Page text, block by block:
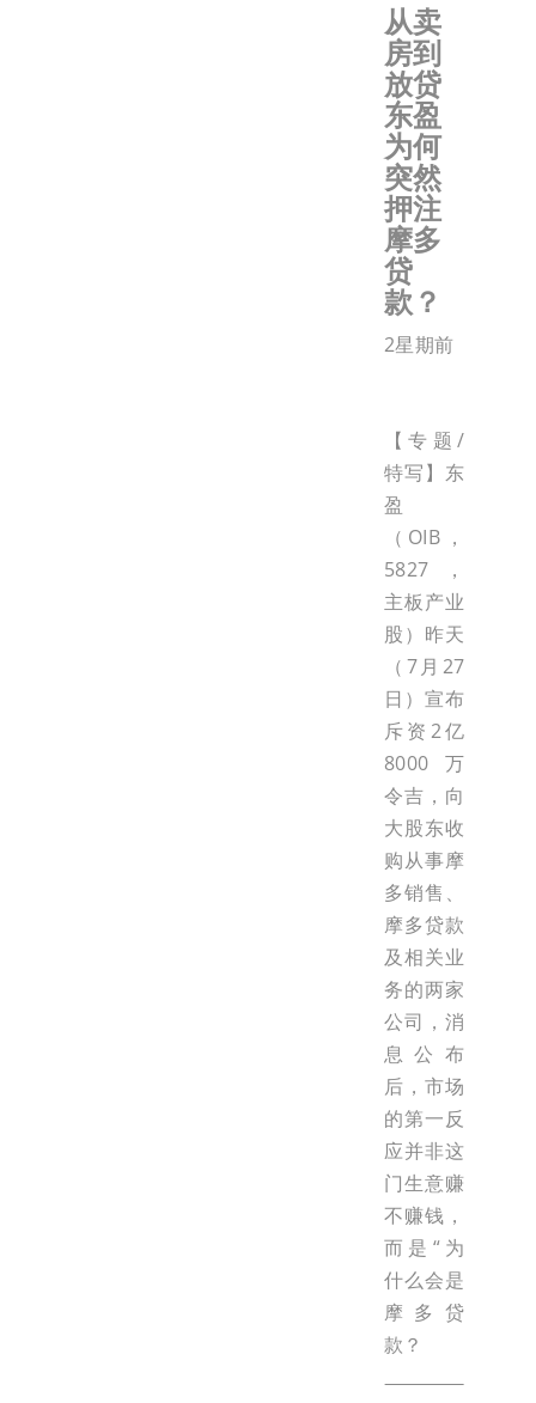
从卖
房到
放贷
东盈
为何
突然
押注
摩多
贷
款？
2星期前
【专题/
特写】东
盈
（OIB，
5827，
主板产业
股）昨天
（7月27
日）宣布
斥资2亿
8000万
令吉，向
大股东收
购从事摩
多销售、
摩多贷款
及相关业
务的两家
公司，消
息公布
后，市场
的第一反
应并非这
门生意赚
不赚钱，
而是“为
什么会是
摩多贷
款？